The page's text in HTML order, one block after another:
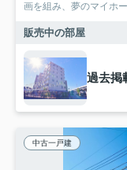
画を組み、夢のマイホ
販売中の部屋
過去掲
中古一戸建